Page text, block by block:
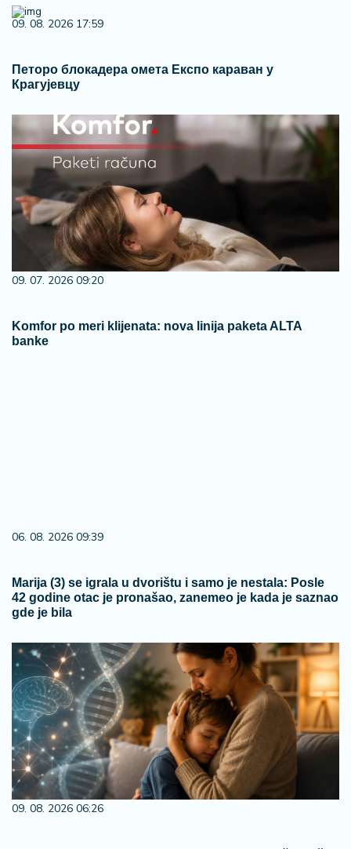
09. 08. 2026 17:59
Петоро блокадера омета Експо караван у
Крагујевцу
09. 07. 2026 09:20
Komfor po meri klijenata: nova linija paketa ALTA
banke
06. 08. 2026 09:39
Marija (3) se igrala u dvorištu i samo je nestala: Posle
42 godine otac je pronašao, zanemeo je kada je saznao
gde je bila
09. 08. 2026 06:26